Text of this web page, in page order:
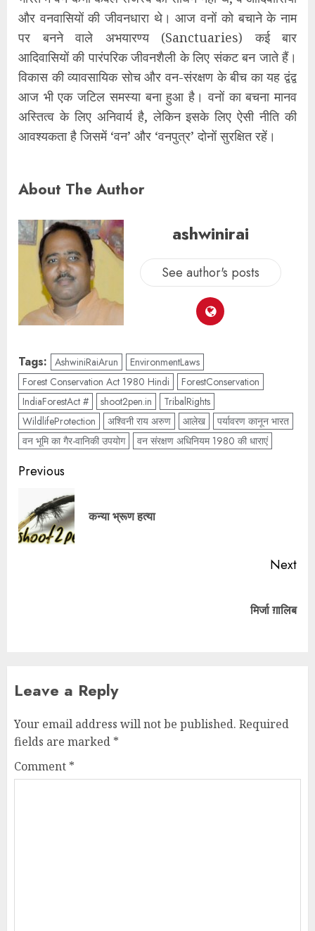
और वनवासियों की जीवनधारा थे। आज वनों को बचाने के नाम
पर बनने वाले अभयारण्य (Sanctuaries) कई बार
आदिवासियों की पारंपरिक जीवनशैली के लिए संकट बन जाते हैं।
विकास की व्यावसायिक सोच और वन-संरक्षण के बीच का यह द्वंद्व
आज भी एक जटिल समस्या बना हुआ है। वनों का बचना मानव
अस्तित्व के लिए अनिवार्य है, लेकिन इसके लिए ऐसी नीति की
आवश्यकता है जिसमें ‘वन’ और ‘वनपुत्र’ दोनों सुरक्षित रहें।
About The Author
ashwinirai
See author's posts
Tags: AshwiniRaiArun
EnvironmentLaws
Forest Conservation Act 1980 Hindi
ForestConservation
IndiaForestAct #
shoot2pen.in
TribalRights
WildlifeProtection
अश्विनी राय अरुण आलेख
पर्यावरण कानून भारत
वन भूमि का गैर-वानिकी उपयोग
वन संरक्षण अधिनियम 1980 की धाराएं
Previous
कन्या भ्रूण हत्या
Next
मिर्जा ग़ालिब
Leave a Reply
Your email address will not be published. Required
fields are marked *
Comment *